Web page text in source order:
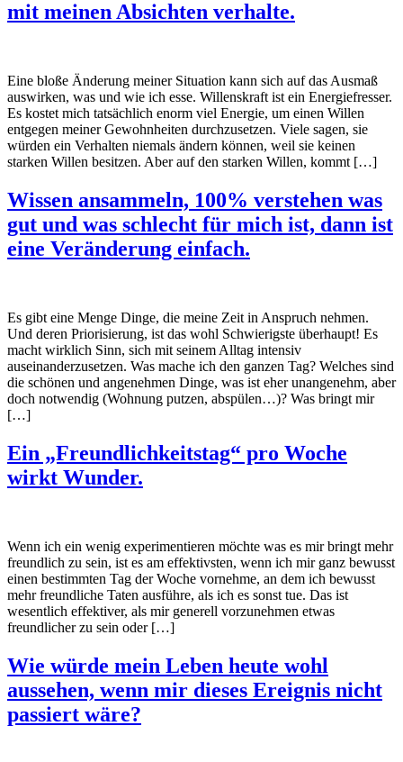
mit meinen Absichten verhalte.
Eine bloße Änderung meiner Situation kann sich auf das Ausmaß
auswirken, was und wie ich esse. Willenskraft ist ein Energiefresser.
Es kostet mich tatsächlich enorm viel Energie, um einen Willen
entgegen meiner Gewohnheiten durchzusetzen. Viele sagen, sie
würden ein Verhalten niemals ändern können, weil sie keinen
starken Willen besitzen. Aber auf den starken Willen, kommt […]
Wissen ansammeln, 100% verstehen was
gut und was schlecht für mich ist, dann ist
eine Veränderung einfach.
Es gibt eine Menge Dinge, die meine Zeit in Anspruch nehmen.
Und deren Priorisierung, ist das wohl Schwierigste überhaupt! Es
macht wirklich Sinn, sich mit seinem Alltag intensiv
auseinanderzusetzen. Was mache ich den ganzen Tag? Welches sind
die schönen und angenehmen Dinge, was ist eher unangenehm, aber
doch notwendig (Wohnung putzen, abspülen…)? Was bringt mir
[…]
Ein „Freundlichkeitstag“ pro Woche
wirkt Wunder.
Wenn ich ein wenig experimentieren möchte was es mir bringt mehr
freundlich zu sein, ist es am effektivsten, wenn ich mir ganz bewusst
einen bestimmten Tag der Woche vornehme, an dem ich bewusst
mehr freundliche Taten ausführe, als ich es sonst tue. Das ist
wesentlich effektiver, als mir generell vorzunehmen etwas
freundlicher zu sein oder […]
Wie würde mein Leben heute wohl
aussehen, wenn mir dieses Ereignis nicht
passiert wäre?